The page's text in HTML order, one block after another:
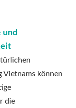
und
Vietnams können
die